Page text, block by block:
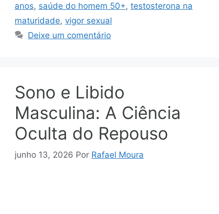
anos, saúde do homem 50+, testosterona na
maturidade, vigor sexual
Deixe um comentário
Sono e Libido
Masculina: A Ciência
Oculta do Repouso
junho 13, 2026 Por Rafael Moura